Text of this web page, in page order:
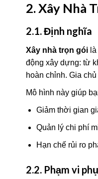
2. Xây Nhà
2.1. Định nghĩa
Xây nhà trọn gói
động xây dựng: từ
hoàn chỉnh. Gia
Mô hình này giúp
Giảm thời gian
Quản lý chi phí
Hạn chế rủi ro
2.2. Phạm vi